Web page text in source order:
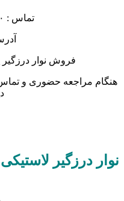
تماس : ۰۹۱۵۳۱۰۱۷۵۰
فروش نوار درزگیر
هنگام مراجعه حضوری و تماس
نوار درزگیر لاستیکی